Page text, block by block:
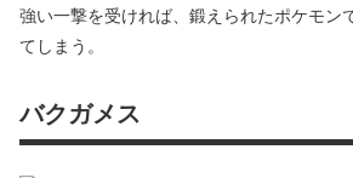
強い一撃を受ければ、鍛えられたポケモン
てしまう。
バクガメス